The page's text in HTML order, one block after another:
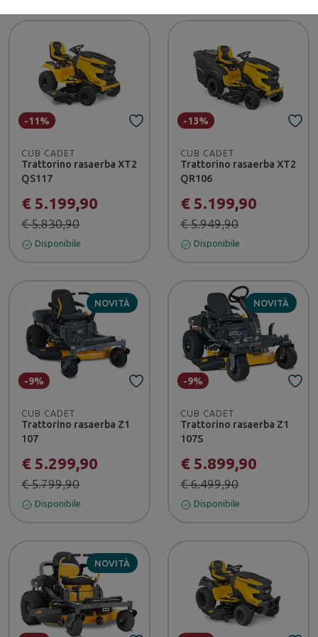
CUB CADET
Trattorino rasaerba XT2
QS117
€ 5.199,90
€ 5.830,90
-11%
Disponibile
CUB CADET
Trattorino rasaerba XT2
QR106
€ 5.199,90
€ 5.949,90
-13%
Disponibile
NOVITÀ
CUB CADET
Trattorino rasaerba Z1
107
€ 5.299,90
€ 5.799,90
-9%
Disponibile
NOVITÀ
CUB CADET
Trattorino rasaerba Z1
107S
€ 5.899,90
€ 6.499,90
-9%
Disponibile
NOVITÀ